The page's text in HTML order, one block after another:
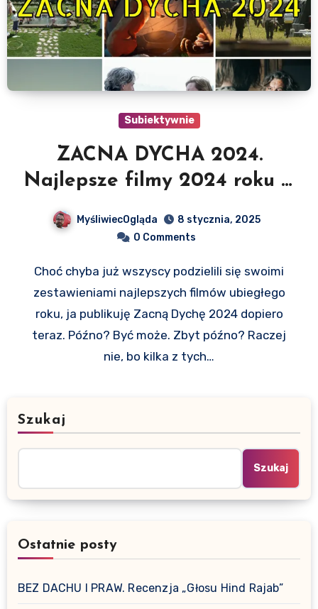
Subiektywnie
ZACNA DYCHA 2024.
Najlepsze filmy 2024 roku w
MyśliwiecOgląda
8 stycznia, 2025
0 Comments
Choć chyba już wszyscy podzielili się swoimi
zestawieniami najlepszych filmów ubiegłego
roku, ja publikuję Zacną Dychę 2024 dopiero
teraz. Późno? Być może. Zbyt późno? Raczej
nie, bo kilka z tych…
Szukaj
Szukaj
Ostatnie posty
BEZ DACHU I PRAW. Recenzja „Głosu Hind Rajab”